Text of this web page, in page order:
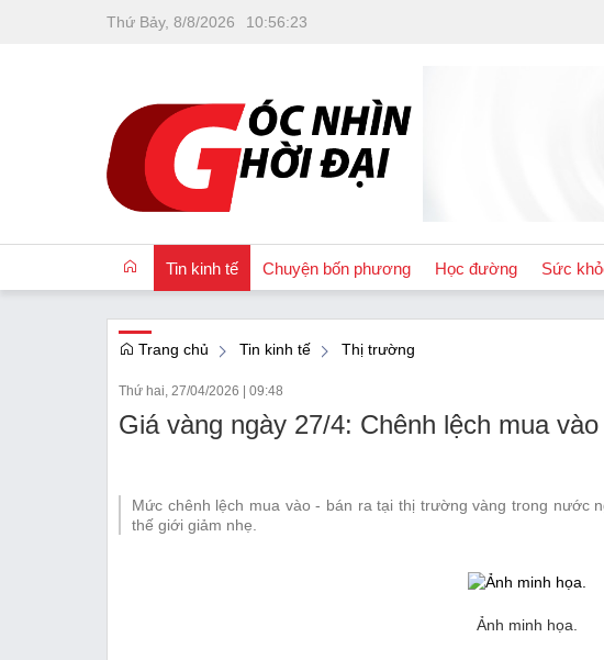
Thứ Bảy, 8/8/2026 10:56:23
Tin kinh tế
Quốc tế
Tài chính
Thị trường
Chuyện bốn phương Học đường Sức
Trang chủ Tin kinh tế Thị trường
Thứ hai, 27/04/2026 | 09:48
Giá vàng ngày 27/4: Chênh lệch mua
Mức chênh lệch mua vào - bán ra tại thị trường vàng trong nước
thế giới giảm nhẹ.
Ảnh minh họa.